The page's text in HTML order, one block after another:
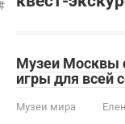
Музеи Москвы
игры для всей
Музеи мира